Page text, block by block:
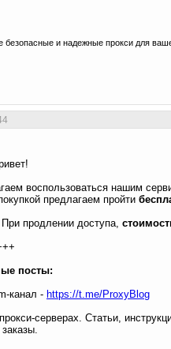
безопасные и надежные прокси для
воспользоваться нашим
предлагаем пройти
При продлении доступа,
посты:
канал - https://t.me/ProxyBlog
серверах. Статьи,